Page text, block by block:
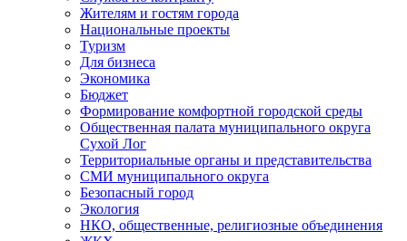
Жителям и гостям города
Национальные проекты
Туризм
Для бизнеса
Экономика
Бюджет
Формирование комфортной городской среды
Общественная палата муниципального округа
Сухой Лог
Территориальные органы и представительства
СМИ муниципального округа
Безопасный город
Экология
НКО, общественные, религиозные объединения